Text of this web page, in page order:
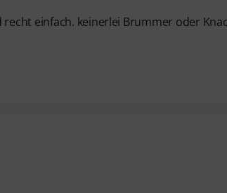
einfach. keinerlei Brummer oder